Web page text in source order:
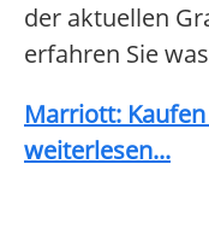
der aktuellen
erfahren Sie
Marriott:
weiterlesen...